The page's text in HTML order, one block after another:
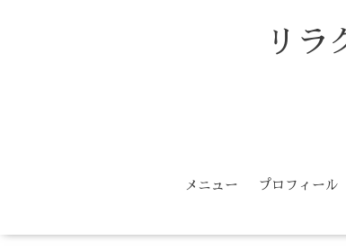
リラ
メニュー プロフィール